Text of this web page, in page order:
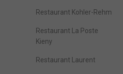
Restaurant Kohler-Rehm
Restaurant La Poste
Kieny
Restaurant Laurent